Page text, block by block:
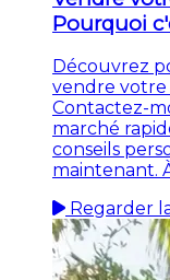
Pourquoi
Découvrez
vendre votre
Contactez-
marché
conseils
maintenant.
Regarder